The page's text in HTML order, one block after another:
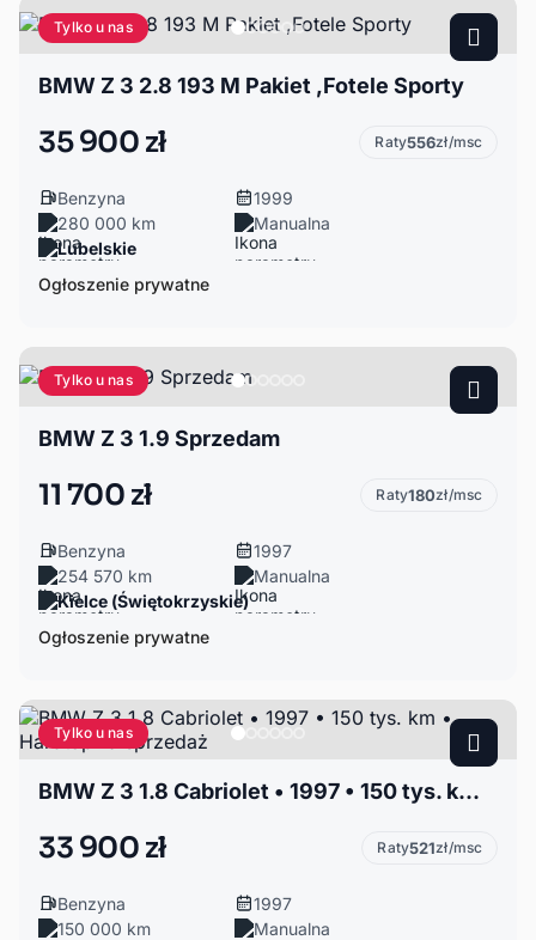
Tylko u nas
BMW Z 3 2.8 193 M Pakiet ,Fotele Sporty
35 900 zł Raty556zł/msc
Benzyna
1999
280 000 km
Manualna
Lubelskie
Ogłoszenie prywatne
Tylko u nas
BMW Z 3 1.9 Sprzedam
11 700 zł Raty180zł/msc
Benzyna
1997
254 570 km
Manualna
Kielce (Świętokrzyskie)
Ogłoszenie prywatne
Tylko u nas
BMW Z 3 1.8 Cabriolet • 1997 • 150 tys. km • HardtopNa sprzedaż
33 900 zł Raty521zł/msc
Benzyna
1997
150 000 km
Manualna